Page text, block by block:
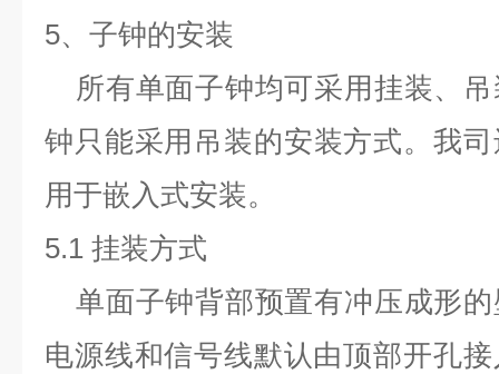
5、 子钟的安装
所有单面子钟均可采用挂装、
钟只能采用 吊装的安装方式。我
用于嵌入式安装。
5.1 挂装方式
单面子钟背部预置有冲压成形
电源线和信号线默认由顶部开孔